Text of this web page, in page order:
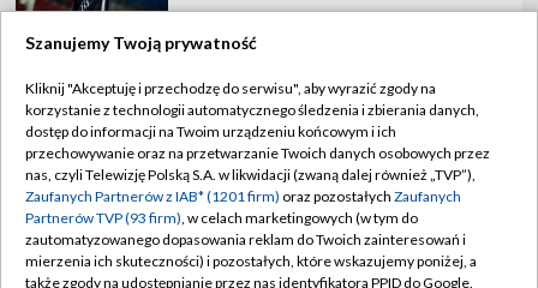
TVP
Abonament TVP
Sklep TVP
Biuro Reklamy
Oferta Handlowa
Regulamin TVP
Polityka prywatności
Moje zgody
Biuro reklamy
Szanujemy Twoją prywatność
Kliknij "Akceptuję i przechodzę do serwisu", aby wyrazić zgody na
korzystanie z technologii automatycznego śledzenia i zbierania danych,
dostęp do informacji na Twoim urządzeniu końcowym i ich
przechowywanie oraz na przetwarzanie Twoich danych osobowych przez
nas, czyli Telewizję Polską S.A. w likwidacji (zwaną dalej również „TVP”),
Zaufanych Partnerów z IAB* (1201 firm) oraz pozostałych Zaufanych
Partnerów TVP (93 firm), w celach marketingowych (w tym do
zautomatyzowanego dopasowania reklam do Twoich zainteresowań i
mierzenia ich skuteczności) i pozostałych, które wskazujemy poniżej, a
także zgody na udostępnianie przez nas identyfikatora PPID do Google.